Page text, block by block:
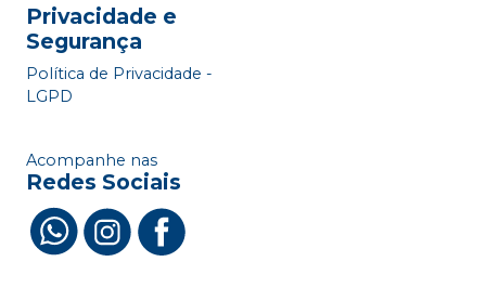
Privacidade e
Segurança
Política de Privacidade -
LGPD
Acompanhe nas
Redes Sociais